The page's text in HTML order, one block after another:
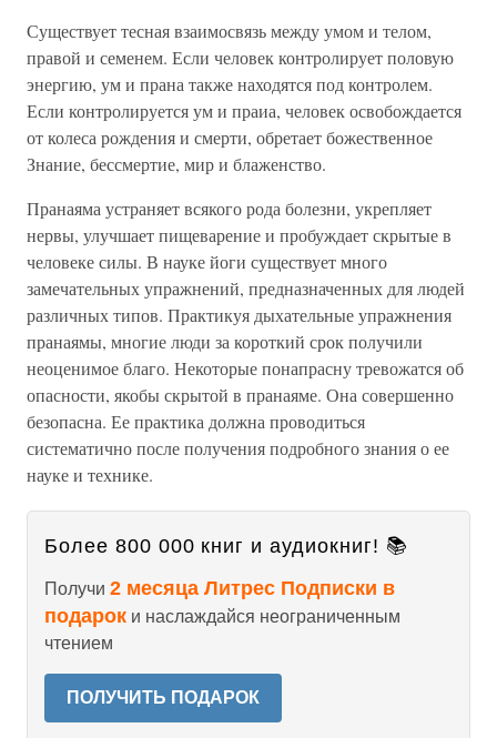
Существует тесная взаимосвязь между умом и телом,
правой и семенем. Если человек контролирует половую
энергию, ум и прана также находятся под контролем.
Если контролируется ум и праиа, человек освобождается
от колеса рождения и смерти, обретает божественное
Знание, бессмертие, мир и блаженство.
Пранаяма устраняет всякого рода болезни, укрепляет
нервы, улучшает пищеварение и пробуждает скрытые в
человеке силы. В науке йоги существует много
замечательных упражнений, предназначенных для людей
различных типов. Практикуя дыхательные упражнения
пранаямы, многие люди за короткий срок получили
неоценимое благо. Некоторые понапрасну тревожатся об
опасности, якобы скрытой в пранаяме. Она совершенно
безопасна. Ее практика должна проводиться
систематично после получения подробного знания о ее
науке и технике.
Более 800 000 книг и аудиокниг! 📚
Получи 2 месяца Литрес Подписки в
подарок и наслаждайся неограниченным
чтением
ПОЛУЧИТЬ ПОДАРОК